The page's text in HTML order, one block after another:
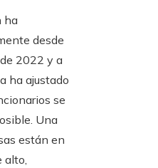
ha
desde
2022 y a
ha ajustado
se
Una
están en
alto,